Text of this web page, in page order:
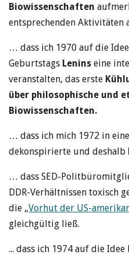
Biowissenschaften
entsprechenden Aktivitäten
… dass ich 1970 auf die
Geburtstags Lenins eine
veranstalten, das erste
über philosophische und
Biowissenschaften.
… dass ich mich 1972 in
dekonspirierte und deshalb
… dass SED-
DDR-Verhältnissen toxisch
die „Vorhut der US-
gleichgültig ließ.
... dass ich 1974 auf die Idee